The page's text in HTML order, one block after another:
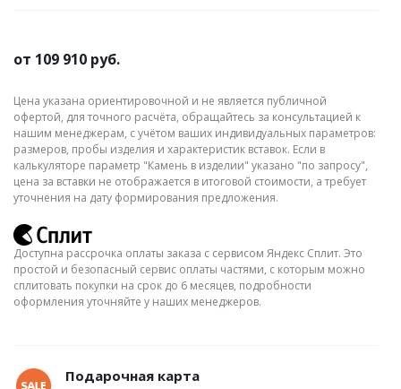
от 109 910 руб.
Цена указана ориентировочной и не является публичной
офертой, для точного расчёта, обращайтесь за консультацией к
нашим менеджерам, с учётом ваших индивидуальных параметров:
размеров, пробы изделия и характеристик вставок. Если в
калькуляторе параметр "Камень в изделии" указано "по запросу",
цена за вставки не отображается в итоговой стоимости, а требует
уточнения на дату формирования предложения.
Доступна рассрочка оплаты заказа с сервисом Яндекс Сплит. Это
простой и безопасный сервис оплаты частями, с которым можно
сплитовать покупки на срок до 6 месяцев, подробности
оформления уточняйте у наших менеджеров.
Подарочная карта